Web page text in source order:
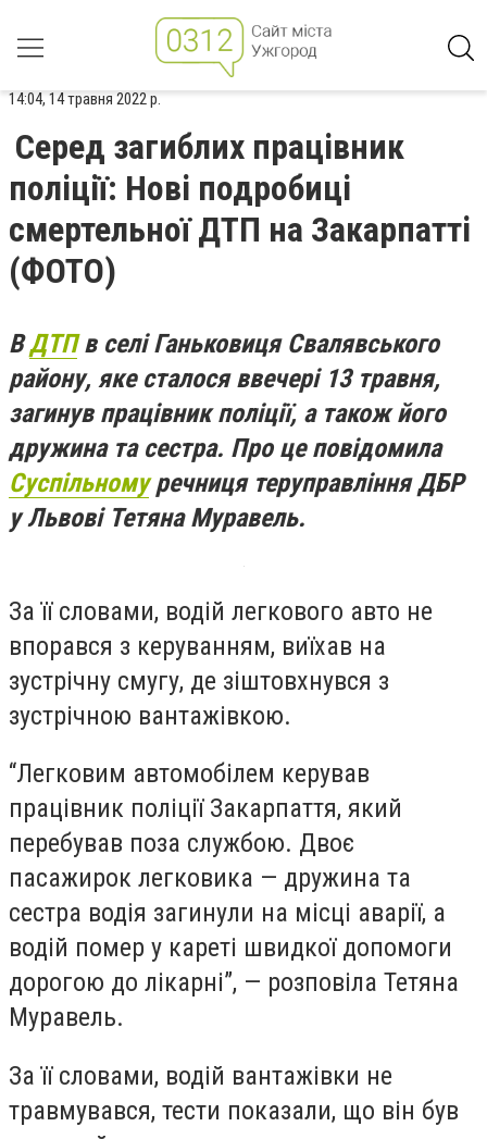
14:04, 14 травня 2022 р.
Серед загиблих працівник
поліції: Нові подробиці
смертельної ДТП на Закарпатті
(ФОТО)
ВДТПв селі Ганьковиця Свалявського
району, яке сталося ввечері 13 травня,
загинув працівник поліції, а також його
дружина та сестра. Про це повідомила
Суспільномуречниця теруправління ДБР
у Львові Тетяна Муравель.
За її словами, водій легкового авто не
впорався з керуванням, виїхав на
зустрічну смугу, де зіштовхнувся з
зустрічною вантажівкою.
“Легковим автомобілем керував
працівник поліції Закарпаття, який
перебував поза службою. Двоє
пасажирок легковика — дружина та
сестра водія загинули на місці аварії, а
водій помер у кареті швидкої допомоги
дорогою до лікарні”, — розповіла Тетяна
Муравель.
За її словами, водій вантажівки не
травмувався, тести показали, що він був